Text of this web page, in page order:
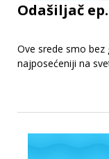
Odašiljač ep.
Ove srede smo
najposećeniji na